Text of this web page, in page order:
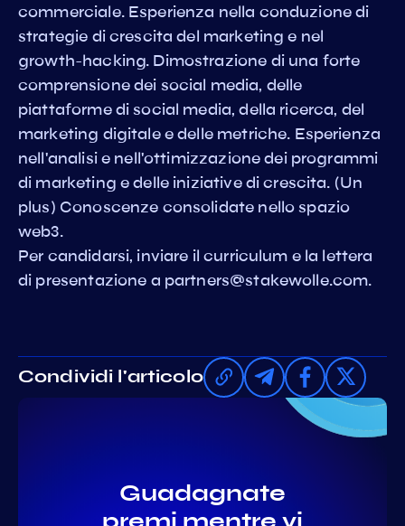
commerciale. Esperienza nella conduzione di
strategie di crescita del marketing e nel
growth-hacking. Dimostrazione di una forte
comprensione dei social media, delle
piattaforme di social media, della ricerca, del
marketing digitale e delle metriche. Esperienza
nell'analisi e nell'ottimizzazione dei programmi
di marketing e delle iniziative di crescita. (Un
plus) Conoscenze consolidate nello spazio
web3.
Per candidarsi, inviare il curriculum e la lettera
di presentazione a partners@stakewolle.com.
Condividi l'articolo
Guadagnate